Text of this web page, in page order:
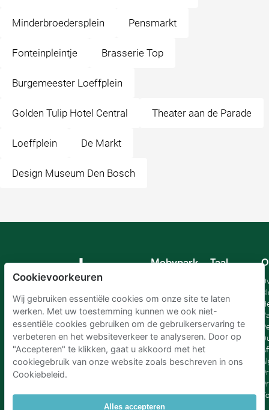
Minderbroedersplein Pensmarkt
Fonteinpleintje Brasserie Top
Burgemeester Loeffplein
Golden Tulip Hotel Central Theater aan de Parade
Loeffplein De Markt
Design Museum Den Bosch
Mobypark
Taal
Spaans
Frankrijk
Italiaans
Nederlands
Cookievoorkeuren
Wij gebruiken essentiële cookies om onze site te laten
werken. Met uw toestemming kunnen we ook niet-
essentiële cookies gebruiken om de gebruikerservaring te
verbeteren en het websiteverkeer te analyseren. Door op
"Accepteren" te klikken, gaat u akkoord met het
cookiegebruik van onze website zoals beschreven in ons
Cookiebeleid.
Alles accepteren